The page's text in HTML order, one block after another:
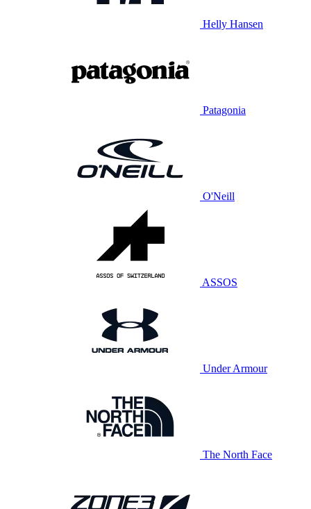
Helly Hansen
Patagonia
O'Neill
ASSOS
Under Armour
The North Face